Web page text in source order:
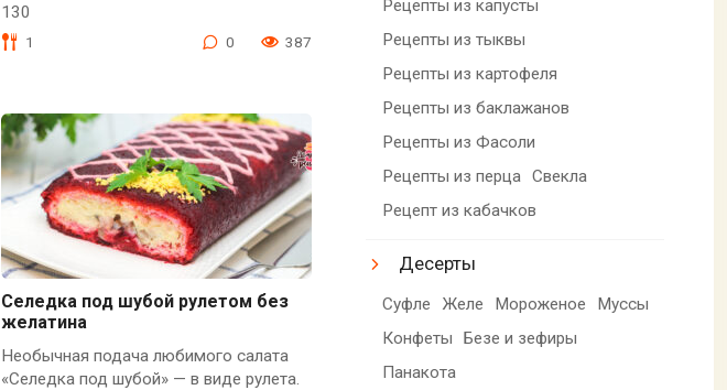
130
1 0 387
Селедка под шубой рулетом без
желатина
Необычная подача любимого салата
«Селедка под шубой» — в виде рулета.
Рецепты из капусты
Рецепты из тыквы
Рецепты из картофеля
Рецепты из баклажанов
Рецепты из Фасоли
Рецепты из перца Свекла
Рецепт из кабачков
Десерты
Суфле Желе Мороженое
Муссы
Конфеты
Безе и зефиры
Панакота